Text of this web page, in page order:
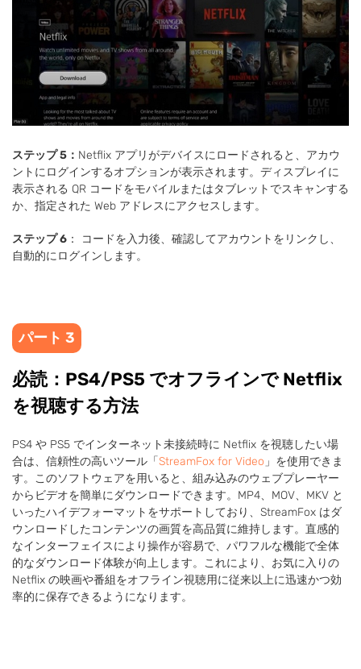
ステップ 5： Netflix アプリがデバイスにロードされると、アカウ
ントにログインするオプションが表示されます。ディスプレイに
表示される QR コードをモバイルまたはタブレットでスキャンする
か、指定された Web アドレスにアクセスします。
ステップ 6 ： コードを入力後、確認してアカウントをリンクし、
自動的にログインします。
パート 3
必読：PS4/PS5 でオフラインで Netflix
を視聴する方法
PS4 や PS5 でインターネット未接続時に Netflix を視聴したい場
合は、信頼性の高いツール「StreamFox for Video 」を使用できま
す。このソフトウェアを用いると、組み込みのウェブプレーヤー
からビデオを簡単にダウンロードできます。MP4、MOV、MKV と
いったハイデフォーマットをサポートしており、StreamFox はダ
ウンロードしたコンテンツの画質を高品質に維持します。直感的
なインターフェイスにより操作が容易で、パワフルな機能で全体
的なダウンロード体験が向上します。これにより、お気に入りの
Netflix の映画や番組をオフライン視聴用に従来以上に迅速かつ効
率的に保存できるようになります。